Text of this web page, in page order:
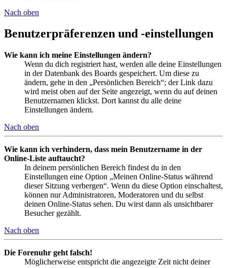
Nach oben
Benutzerpräferenzen und -einstellungen
Wie kann ich meine Einstellungen ändern?
Wenn du dich registriert hast, werden alle deine Einstellungen
in der Datenbank des Boards gespeichert. Um diese zu
ändern, gehe in den „Persönlichen Bereich“; der Link dazu
wird meist oben auf der Seite angezeigt, wenn du auf deinen
Benutzernamen klickst. Dort kannst du alle deine
Einstellungen ändern.
Nach oben
Wie kann ich verhindern, dass mein Benutzername in der
Online-Liste auftaucht?
In deinem persönlichen Bereich findest du in den
Einstellungen eine Option „Meinen Online-Status während
dieser Sitzung verbergen“. Wenn du diese Option einschaltest,
können nur Administratoren, Moderatoren und du selbst
deinen Online-Status sehen. Du wirst dann als unsichtbarer
Besucher gezählt.
Nach oben
Die Forenuhr geht falsch!
Möglicherweise entspricht die angezeigte Zeit nicht deiner